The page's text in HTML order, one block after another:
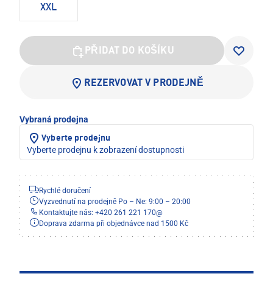
XXL
PŘIDAT DO KOŠÍKU
REZERVOVAT V PRODEJNĚ
Vybraná prodejna
Vyberte prodejnu
Vyberte prodejnu k zobrazení dostupnosti
Rychlé doručení
Vyzvednutí na prodejně Po – Ne: 9:00 – 20:00
Kontaktujte nás: +420 261 221 170@
Doprava zdarma při objednávce nad 1500 Kč